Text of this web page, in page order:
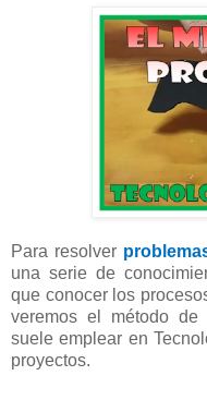
Para resolver
una serie de
que conocer los
veremos el método
suele emplear en
proyectos.